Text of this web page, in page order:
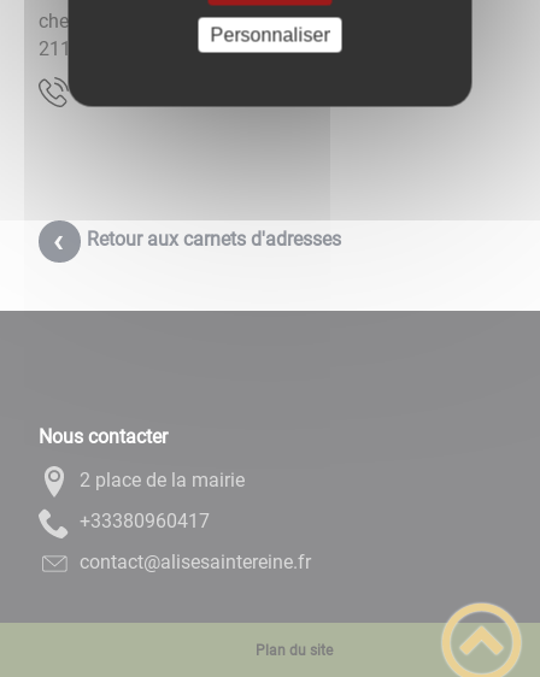
chemin des bains
21150
Alise-Sainte-Reine
Retour aux carnets d'adresses
Nous contacter
2 place de la mairie
71406908333+
rf.enieretniasesila@tcatnoc
Plan du site
Personnaliser